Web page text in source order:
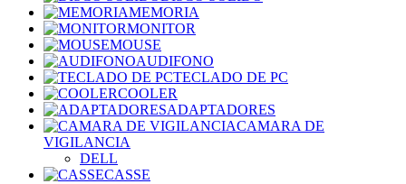
MEMORIA
MONITOR
MOUSE
AUDIFONO
TECLADO DE PC
COOLER
ADAPTADORES
CAMARA DE
VIGILANCIA
DELL
CASSE